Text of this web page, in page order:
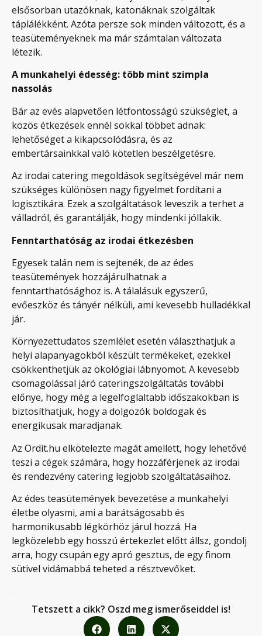
elsősorban utazóknak, katonáknak szolgáltak
táplálékként. Azóta persze sok minden változott, és a
teasüteményeknek ma már számtalan változata
létezik.
A munkahelyi édesség: több mint szimpla
nassolás
Bár az evés alapvetően létfontosságú szükséglet, a
közös étkezések ennél sokkal többet adnak:
lehetőséget a kikapcsolódásra, és az
embertársainkkal való kötetlen beszélgetésre.
Az irodai catering megoldások segítségével már nem
szükséges különösen nagy figyelmet fordítani a
logisztikára. Ezek a szolgáltatások leveszik a terhet a
válladról, és garantálják, hogy mindenki jóllakik.
Fenntarthatóság az irodai étkezésben
Egyesek talán nem is sejtenék, de az édes
teasütemények hozzájárulhatnak a
fenntarthatósághoz is. A tálalásuk egyszerű,
evőeszköz és tányér nélküli, ami kevesebb hulladékkal
jár.
Környezettudatos szemlélet esetén választhatjuk a
helyi alapanyagokból készült termékeket, ezekkel
csökkenthetjük az ökológiai lábnyomot. A kevesebb
csomagolással járó cateringszolgáltatás további
előnye, hogy még a legelfoglaltabb időszakokban is
biztosíthatjuk, hogy a dolgozók boldogak és
energikusak maradjanak.
Az Ordit.hu elkötelezte magát amellett, hogy lehetővé
teszi a cégek számára, hogy hozzáférjenek az irodai
és rendezvény catering legjobb szolgáltatásaihoz.
Az édes teasütemények bevezetése a munkahelyi
életbe olyasmi, ami a barátságosabb és
harmonikusabb légkörhöz járul hozzá. Ha
legközelebb egy hosszú értekezlet előtt állsz, gondolj
arra, hogy csupán egy apró gesztus, de egy finom
sütivel vidámabbá teheted a résztvevőket.
Tetszett a cikk? Oszd meg ismerőseiddel is!